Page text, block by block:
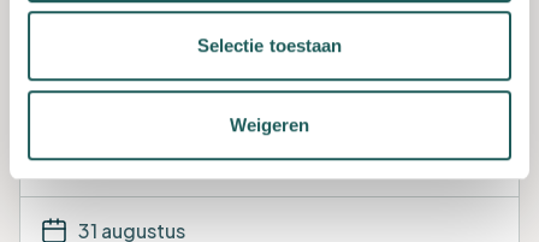
Selectie toestaan
Weigeren
Inschrijven
Kettingzagen korten liggend hout Vol
31 augustus